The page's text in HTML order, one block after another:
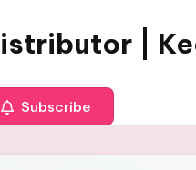
|
Subscribe